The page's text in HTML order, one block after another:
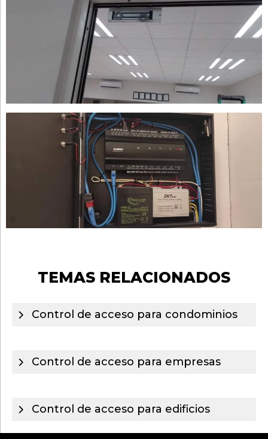
TEMAS RELACIONADOS
Control de acceso para condominios
Control de acceso para empresas
Control de acceso para edificios